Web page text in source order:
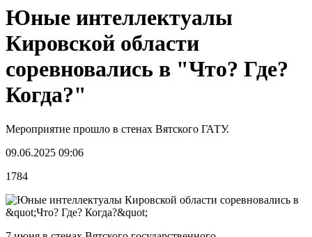
Юные интеллектуалы
Кировской области
соревновались в "Что? Где?
Когда?"
Мероприятие прошло в стенах Вятского ГАТУ.
09.06.2025 09:06
1784